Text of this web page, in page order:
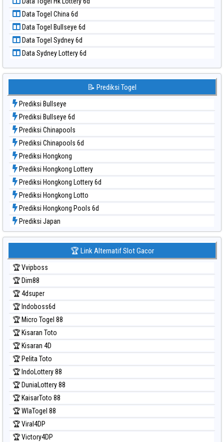
Data Togel North Carolina Day
Data Togel Pcso
Data Togel Sao Paulo
Data Togel Singapore
Data Togel Sydney
Data Togel Sydney Lottery
Data Togel Sydney Lottery 6d
Data Togel Sydney Lotto
Data Togel Sydney Pools 6d
Data Togel Taipei
Data Togel Taiwan
Data Togel China 6d
Data Togel Bullseye 6d
Data Togel Sydney 6d
Data Sydney Lottery 6d
📝 Prediksi Togel
Prediksi Bullseye
Prediksi Bullseye 6d
Prediksi Chinapools
Prediksi Chinapools 6d
Prediksi Hongkong
Prediksi Hongkong Lottery
Prediksi Hongkong Lottery 6d
Prediksi Hongkong Lotto
Prediksi Hongkong Pools 6d
Prediksi Japan
Prediksi Japan 6d
Prediksi Kuda Lari
Prediksi Magnum Cambodia
Prediksi Nagoya
Prediksi North Carolina Day
Prediksi Pcso
Prediksi Sao Paulo
Prediksi Singapore
Prediksi Sydney
Prediksi Sydney Lottery
Prediksi Sydney Lottery 6d
Prediksi Sydney Lotto
Prediksi Sydney Pools 6d
Prediksi Taipei
Prediksi Taiwan
🏆 Link Alternatif Slot Gacor
🏆 Vvipboss
🏆 Dim88
🏆 4dsuper
🏆 Indoboss6d
🏆 Micro Togel 88
🏆 Kisaran Toto
🏆 Kisaran 4D
🏆 Pelita Toto
🏆 IndoLottery 88
🏆 DuniaLottery 88
🏆 KaisarToto 88
🏆 WlaTogel 88
🏆 Viral4DP
🏆 Victory4DP